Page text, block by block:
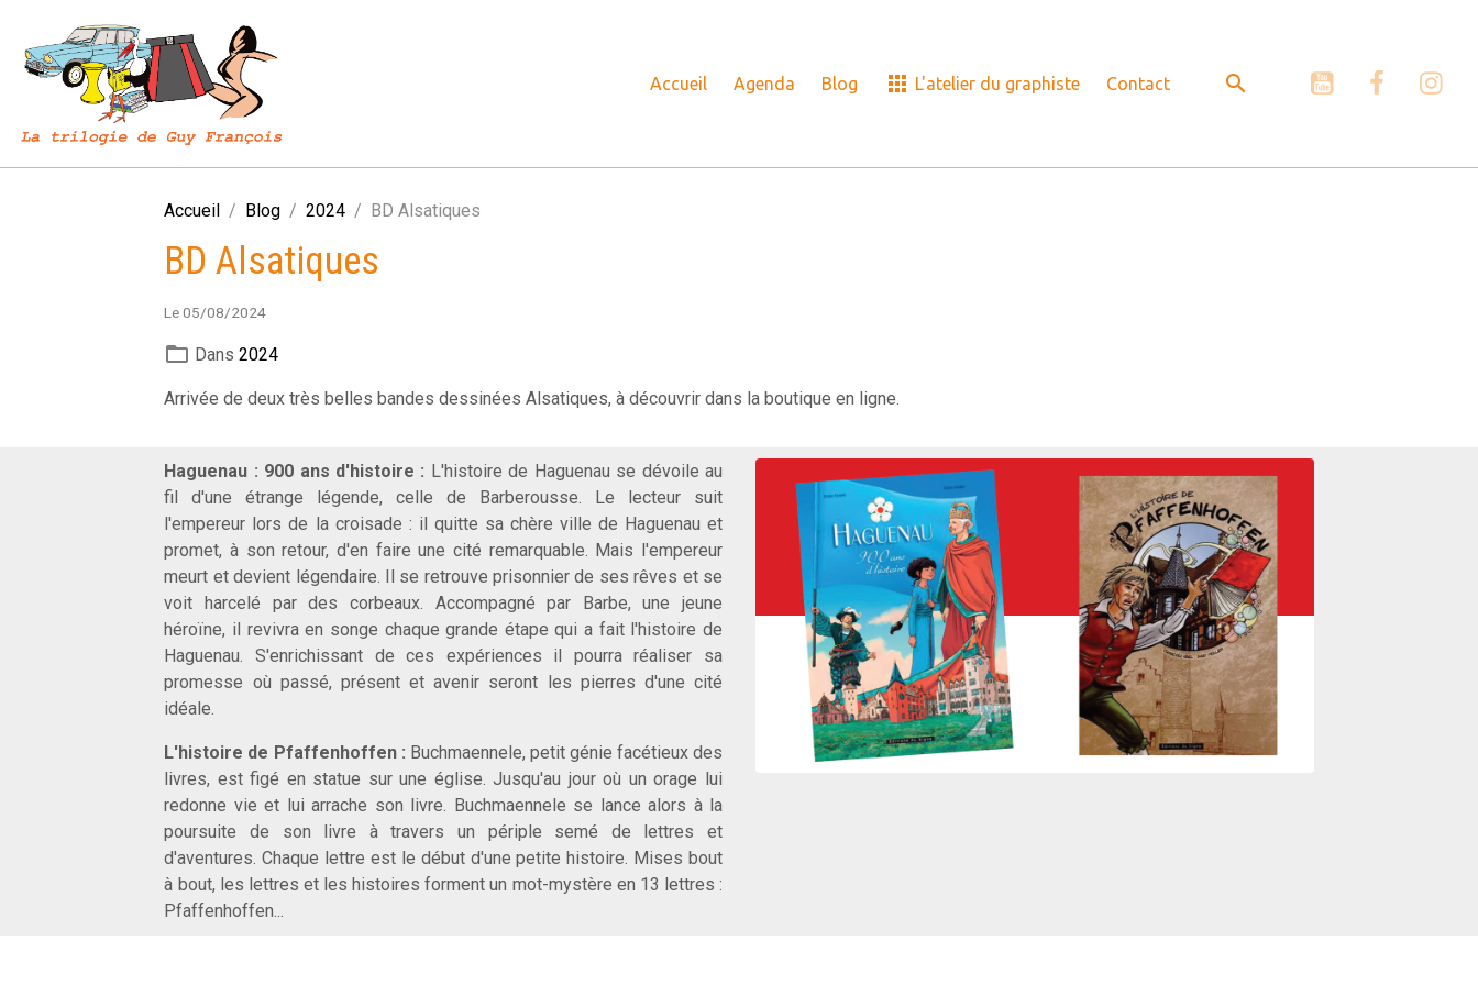
Accueil Agenda Blog L'atelier du graphiste Contact
Accueil Blog 2024 BD Alsatiques
BD Alsatiques
Le 05/08/2024
Dans2024
Arrivée de deux très belles bandes dessinées Alsatiques, à découvrir dans la boutique en ligne.
Haguenau : 900 ans d'histoire : L'histoire de Haguenau se dévoile au
fil d'une étrange légende, celle de Barberousse. Le lecteur suit
l'empereur lors de la croisade : il quitte sa chère ville de Haguenau et
promet, à son retour, d'en faire une cité remarquable. Mais l'empereur
meurt et devient légendaire. Il se retrouve prisonnier de ses rêves et se
voit harcelé par des corbeaux. Accompagné par Barbe, une jeune
héroïne, il revivra en songe chaque grande étape qui a fait l'histoire de
Haguenau. S'enrichissant de ces expériences il pourra réaliser sa
promesse où passé, présent et avenir seront les pierres d'une cité
idéale.
L'histoire de Pfaffenhoffen : Buchmaennele, petit génie facétieux des
livres, est figé en statue sur une église. Jusqu'au jour où un orage lui
redonne vie et lui arrache son livre. Buchmaennele se lance alors à la
poursuite de son livre à travers un périple semé de lettres et
d'aventures. Chaque lettre est le début d'une petite histoire. Mises bout
à bout, les lettres et les histoires forment un mot-mystère en 13 lettres :
Pfaffenhoffen...